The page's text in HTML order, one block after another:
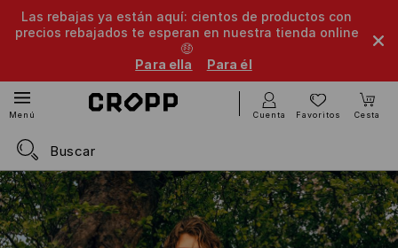
Las rebajas ya están aquí: cientos de productos con
precios rebajados te esperan en nuestra tienda online
🤑
Para ella
Para él
Menú Cuenta Favoritos Cesta